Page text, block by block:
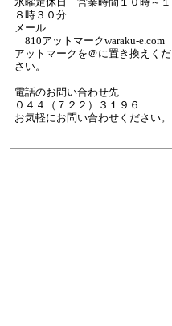
８時３０分
メール
810アットマークwaraku-e.com
アットマークを＠に置き換えくだ
さい。
電話のお問い合わせ先
０４４（７２２）３１９６
お気軽にお問い合わせください。